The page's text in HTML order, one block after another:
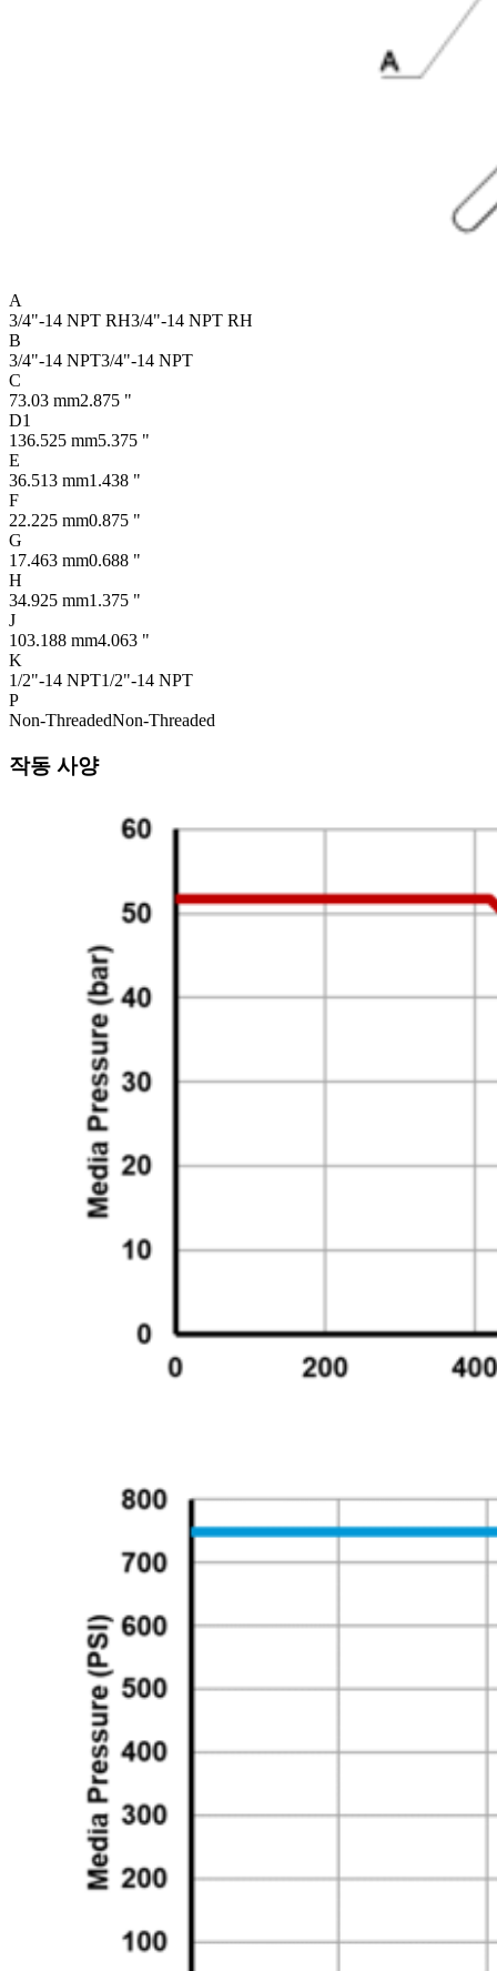
A
3/4"-14 NPT RH3/4"-14 NPT RH
B
3/4"-14 NPT3/4"-14 NPT
C
73.03 mm2.875 "
D1
136.525 mm5.375 "
E
36.513 mm1.438 "
F
22.225 mm0.875 "
G
17.463 mm0.688 "
H
34.925 mm1.375 "
J
103.188 mm4.063 "
K
1/2"-14 NPT1/2"-14 NPT
P
Non-ThreadedNon-Threaded
작동 사양